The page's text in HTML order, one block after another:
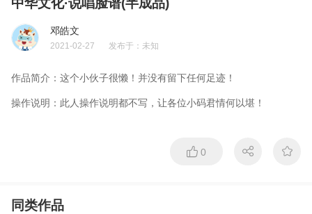
中华文化·说唱脸谱(半成品)
邓皓文
2021-02-27 发布于： 未知
作品简介： 这个小伙子很懒！并没有留下任何足迹！
操作说明： 此人操作说明都不写，让各位小码君情何以堪！
0
同类作品